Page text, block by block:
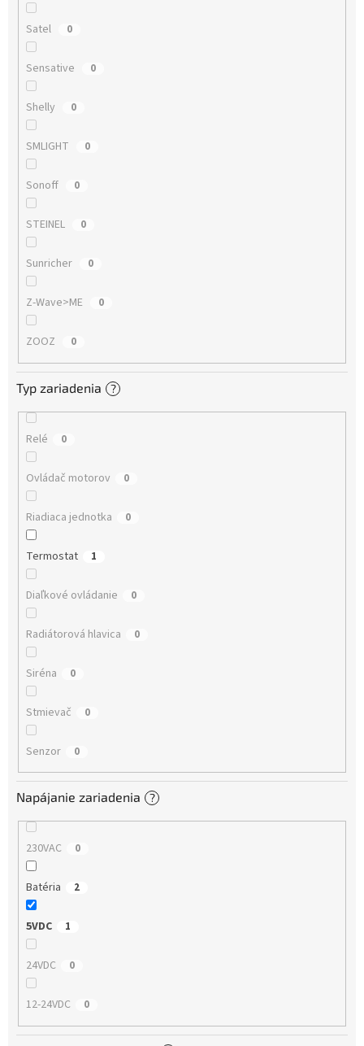
Satel 0
Sensative 0
Shelly 0
SMLIGHT 0
Sonoff 0
STEINEL 0
Sunricher 0
Z-Wave>ME 0
ZOOZ 0
Typ zariadenia ?
Relé 0
Ovládač motorov 0
Riadiaca jednotka 0
Termostat 1
Diaľkové ovládanie 0
Radiátorová hlavica 0
Siréna 0
Stmievač 0
Senzor 0
Napájanie zariadenia ?
230VAC 0
Batéria 2
5VDC 1
24VDC 0
12-24VDC 0